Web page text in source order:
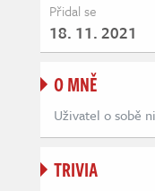
Přidal se
18. 11. 2021
O MNĚ
Uživatel o sobě
TRIVIA